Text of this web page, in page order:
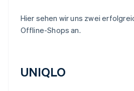
Hier sehen wir uns zwei
Offline-Shops an.
UNIQLO